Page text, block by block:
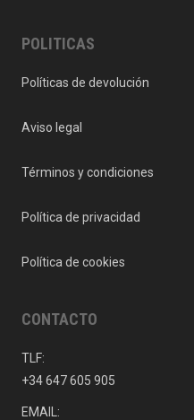
POLITICAS
Políticas de devolución
Aviso legal
Términos y condiciones
Política de privacidad
Política de cookies
CONTACTO
TLF:
+34 647 605 905
EMAIL: